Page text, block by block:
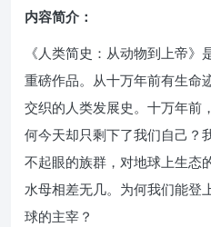
内容简介：
《人类简史：从动物到上帝
重磅作品。从十万年前有生命
交织的人类发展史。十万年前
何今天却只剩下了我们自己？
不起眼的族群，对地球上生态
水母相差无几。为何我们能登
球的主宰？